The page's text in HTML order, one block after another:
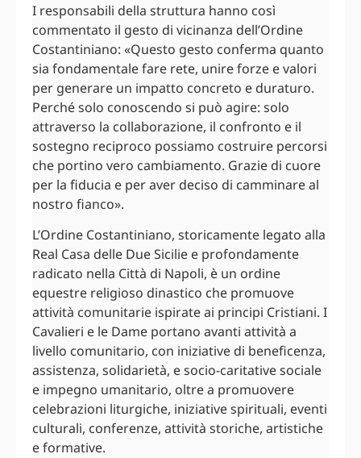
I responsabili della struttura hanno così
commentato il gesto di vicinanza dell’Ordine
Costantiniano: «Questo gesto conferma quanto
sia fondamentale fare rete, unire forze e valori
per generare un impatto concreto e duraturo.
Perché solo conoscendo si può agire: solo
attraverso la collaborazione, il confronto e il
sostegno reciproco possiamo costruire percorsi
che portino vero cambiamento. Grazie di cuore
per la fiducia e per aver deciso di camminare al
nostro fianco».
L’Ordine Costantiniano, storicamente legato alla
Real Casa delle Due Sicilie e profondamente
radicato nella Città di Napoli, è un ordine
equestre religioso dinastico che promuove
attività comunitarie ispirate ai principi Cristiani. I
Cavalieri e le Dame portano avanti attività a
livello comunitario, con iniziative di beneficenza,
assistenza, solidarietà, e socio-caritative sociale
e impegno umanitario, oltre a promuovere
celebrazioni liturgiche, iniziative spirituali, eventi
culturali, conferenze, attività storiche, artistiche
e formative.